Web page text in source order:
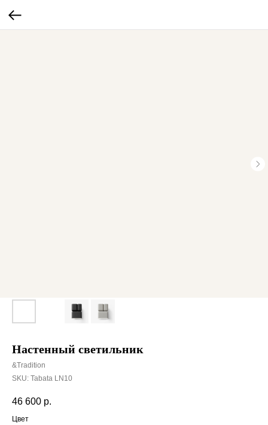
Настенный светильник
&Tradition
SKU: Tabata LN10
46 600 р.
Цвет